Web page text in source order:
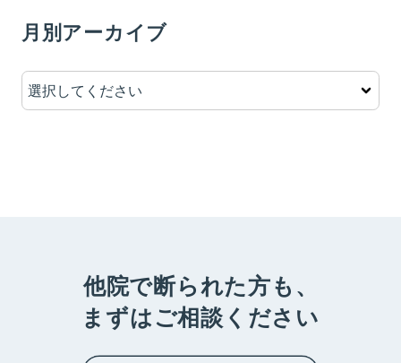
月別アーカイブ
他院で断られた方も、
まずはご相談ください